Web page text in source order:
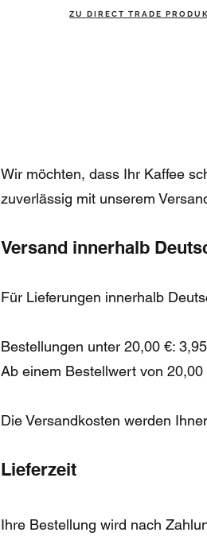
ZU DIRECT TRADE
Wir möchten, dass Ihr Kaffee
zuverlässig mit unserem
Versand innerhalb
Für Lieferungen innerhalb
Bestellungen unter 20,00 €:
Ab einem Bestellwert von 20,00
Die Versandkosten werden
Lieferzeit
Ihre Bestellung wird nach